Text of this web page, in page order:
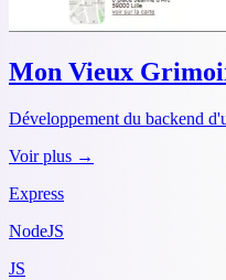
Mon Vieux
Développement du backend
Voir plus →
Express
NodeJS
JS